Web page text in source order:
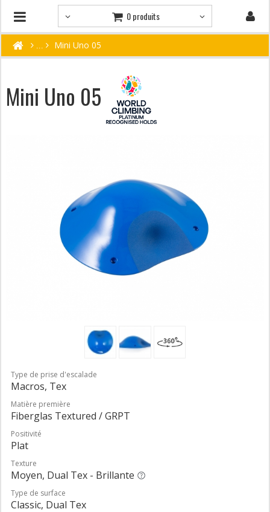
0 produits
Mini Uno 05
Mini Uno 05
Type de prise d'escalade
Macros, Tex
Matière première
Fiberglas Textured / GRPT
Positivité
Plat
Texture
Moyen, Dual Tex - Brillante
Type de surface
Classic, Dual Tex